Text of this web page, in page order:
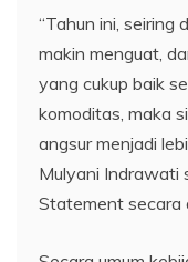
“Tahun ini, seiring
makin menguat,
yang cukup baik
komoditas, maka
angsur menjadi
Mulyani Indrawati
Statement secara